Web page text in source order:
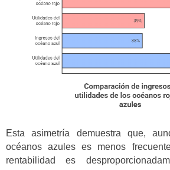
Esta asimetría demuestra que,
océanos azules es menos
rentabilidad es